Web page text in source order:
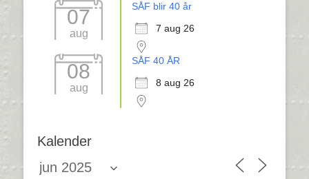
07
aug
SÅF blir 40 år
7 aug 26
08
aug
SÅF 40 ÅR
8 aug 26
Kalender